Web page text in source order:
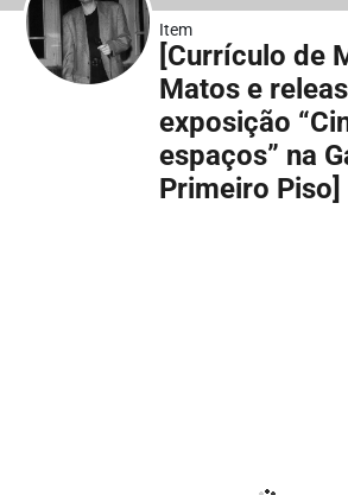
Item
[Currículo de
Matos e
exposição
espaços” na
Primeiro Piso]